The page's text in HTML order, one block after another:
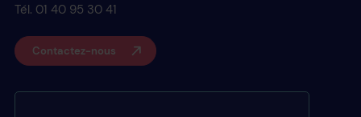
Tél. 01 40 95 30 41
Contactez-nous